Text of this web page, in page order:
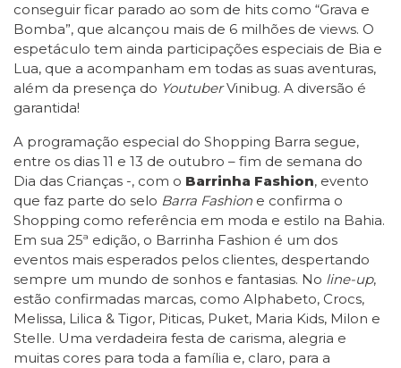
conseguir ficar parado ao som de hits como “Grava e
Bomba”, que alcançou mais de 6 milhões de views. O
espetáculo tem ainda participações especiais de Bia e
Lua, que a acompanham em todas as suas aventuras,
além da presença do YoutuberVinibug. A diversão é
garantida!
A programação especial do Shopping Barra segue,
entre os dias 11 e 13 de outubro – fim de semana do
Dia das Crianças -, com o Barrinha Fashion, evento
que faz parte do selo Barra Fashion e confirma o
Shopping como referência em moda e estilo na Bahia.
Em sua 25ª edição, o Barrinha Fashion é um dos
eventos mais esperados pelos clientes, despertando
sempre um mundo de sonhos e fantasias. No line-up,
estão confirmadas marcas, como Alphabeto, Crocs,
Melissa, Lilica & Tigor, Piticas, Puket, Maria Kids, Milon e
Stelle. Uma verdadeira festa de carisma, alegria e
muitas cores para toda a família e, claro, para a